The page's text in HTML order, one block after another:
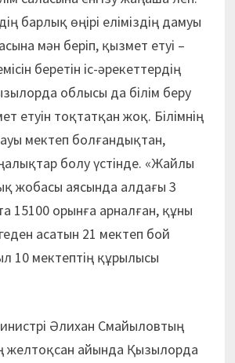
барлық өңірі еліміздің дамуы
мән беріп, қызмет етуі –
беретін іс-әрекеттердің
облысы да білім беру
етуін тоқтатқан жоқ. Білімнің
мектеп болғандықтан,
болу үстінде. «Жайлы
жобасы аясында алдағы 3
15100 орынға арналған, құны
асатын 21 мектеп бой
10 мектептің құрылысы
Әлихан Смайыловтың
желтоқсан айында Қызылорда